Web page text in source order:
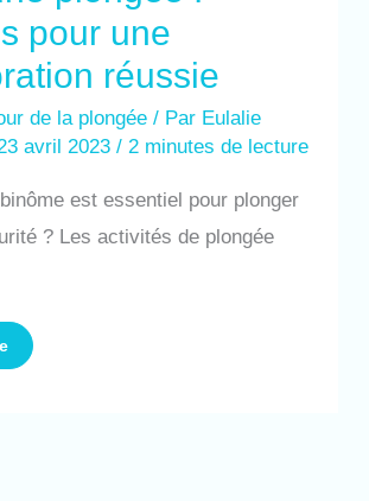
pour une
réussie
de la plongée / Par Eulalie
avril 2023/2 minutes de lecture
est essentiel pour plonger
? Les activités de plongée